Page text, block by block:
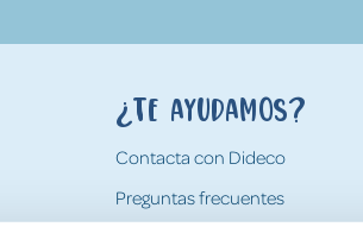
¿Te ayudamos?
Contacta con Dideco
Preguntas frecuentes